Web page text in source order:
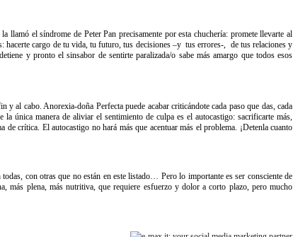
llamó el síndrome de Peter Pan precisamente por esta chuchería: promete llevarte al
hacerte cargo de tu vida, tu futuro, tus decisiones –y tus errores-, de tus relaciones y
y pronto el sinsabor de sentirte paralizada/o sabe más amargo que todos esos
​al​ ​cabo. Anorexia-doña Perfecta puede acabar criticándote cada paso que das, cada
única manera de aliviar el sentimiento de culpa es el autocastigo: sacrificarte más,
crítica. El autocastigo no hará más que acentuar más el problema. ¡Detenla cuanto
con otras que no están en este listado… Pero lo importante es ser consciente de
más plena, más nutritiva, que requiere esfuerzo y dolor a corto plazo, pero mucho